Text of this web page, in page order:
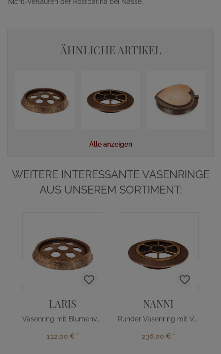
ÄHNLICHE ARTIKEL
Alle anzeigen
WEITERE INTERESSANTE VASENRINGE
AUS UNSEREM SORTIMENT:
LARIS
Vasenring mit Blumenverteiler
112,00 € *
NANNI
Runder Vasenring mit Verteiler
236,00 € *